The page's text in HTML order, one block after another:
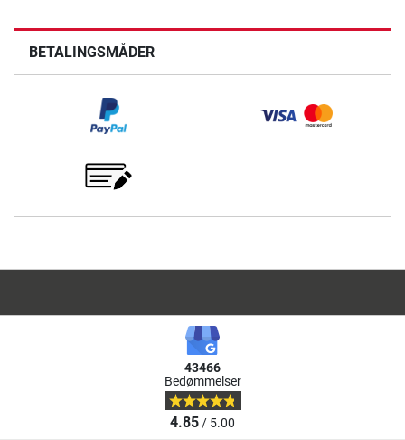
BETALINGSMÅDER
43466
Bedømmelser
4.85/ 5.00